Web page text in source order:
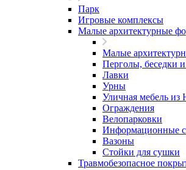
Парк
Игровые комплексы
Малые архитектурные
Малые
Перголы, беседки
Лавки
Урны
Уличная мебель из
Ограждения
Велопарковки
Информационные
Вазоны
Стойки для сушки
Травмобезопасное